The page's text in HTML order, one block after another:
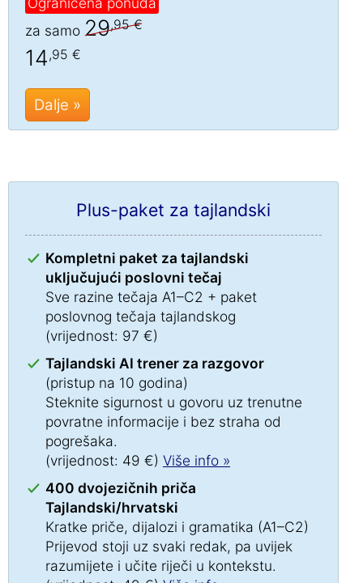
za samo 29,95 €
14 ,95 €
Dalje »
Plus-paket za tajlandski
Kompletni paket za tajlandski
uključujući poslovni tečaj
Sve razine tečaja A1–C2 + paket
poslovnog tečaja tajlandskog
(vrijednost: 97 €)
Tajlandski AI trener za razgovor
(pristup na 10 godina)
Steknite sigurnost u govoru uz trenutne
povratne informacije i bez straha od
pogrešaka.
(vrijednost: 49 €) Više info »
400 dvojezičnih priča
Tajlandski/hrvatski
Kratke priče, dijalozi i gramatika (A1–C2)
Prijevod stoji uz svaki redak, pa uvijek
razumijete i učite riječi u kontekstu.